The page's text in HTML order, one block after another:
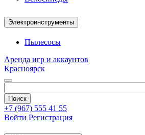
Электроинструменты
Пылесосы
Аренда игр и аккаунтов
Красноярск
+7 (967) 555 41 55
Войти Регистрация